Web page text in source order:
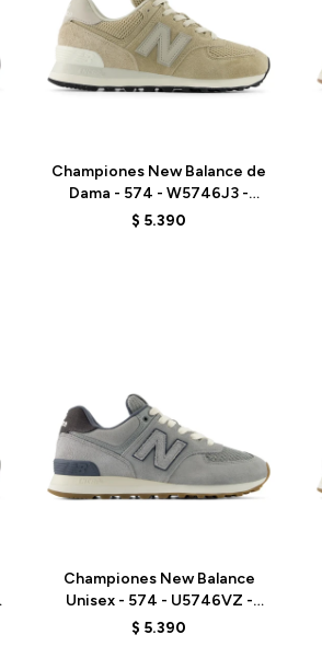
Championes New Balance de
Dama - 574 - W5746J3 -
BEIGE
$ 5.390
Championes New Balance
Unisex - 574 - U5746VZ -
BLUE
$ 5.390